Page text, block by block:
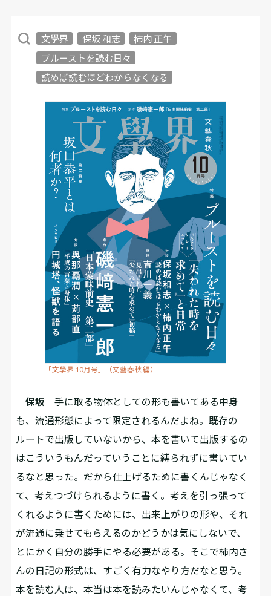
文學界 保坂 和志
柿内 正午
プルーストを読む日々
読めば読むほどわからなくなる
「文學界 10月号」（文藝春秋 編）
保坂 手に取る物体としての形も書いてある中身
も、流通形態によって限定されるんだよね。既存の
ルートで出版していないから、本を書いて出版するの
はこういうもんだっていうことに縛られずに書いてい
るなと思った。だから仕上げるために書くんじゃなく
て、考えつづけられるように書く。考えを引っ張って
くれるように書くためには、出来上がりの形や、それ
が流通に乗せてもらえるのかどうかは気にしないで、
とにかく自分の勝手にやる必要がある。そこで柿内さ
んの日記の形式は、すごく有力なやり方だなと思う。
本を読む人は、本当は本を読みたいんじゃなくて、考